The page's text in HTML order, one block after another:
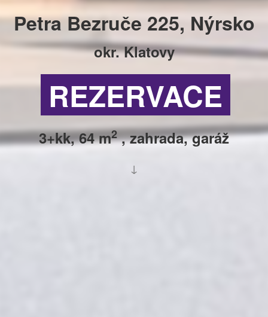
Petra Bezruče 225, Nýrsko
okr. Klatovy
REZERVACE
3+kk, 64 m2, zahrada, garáž
↓